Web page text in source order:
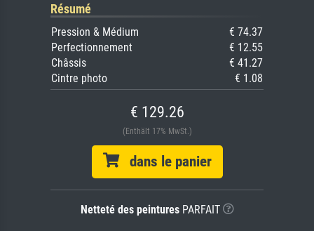
Résumé
Pression & Médium
€ 74.37
Perfectionnement
€ 12.55
Châssis
€ 41.27
Cintre photo
€ 1.08
€ 129.26
(Enthält 17% MwSt.)
dans le panier
Netteté des peinturesPARFAIT